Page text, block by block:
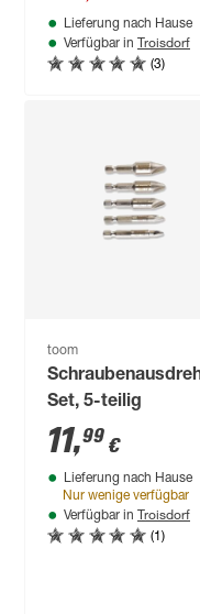
Lieferung nach Hause
Verfügbar in Troisdorf
(3)
toom
Set, 5-teilig
11,99 €
Lieferung nach Hause
Nur wenige verfügbar
Verfügbar in Troisdorf
(1)